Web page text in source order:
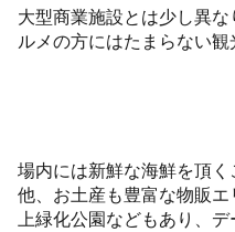
大型商業施設とは少し異な
ルメの方にはたまらない観
場内には新鮮な海鮮を頂
他、お土産も豊富な物販
上緑化公園などもあり、